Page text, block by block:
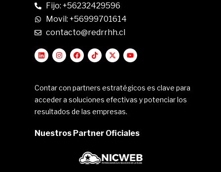
Fijo: +56232429596
Movil: +56999701614
contacto@redrrhh.cl
Contar con partners estratégicos es clave para
acceder a soluciones efectivas y potenciar los
resultados de las empresas.
Nuestros Partner Oficiales